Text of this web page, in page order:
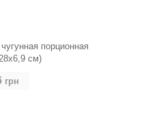
порционная
см)
грн